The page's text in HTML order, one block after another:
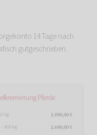
14 Tage nach
gutgeschrieben.